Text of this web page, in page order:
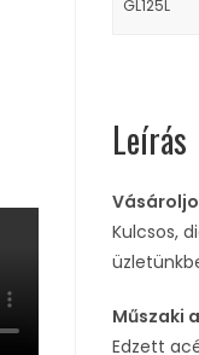
GL125L
Leírás
Kulcsos,
Műszaki
Edzett